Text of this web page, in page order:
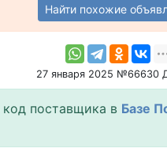
Найти похожие
27 января 2025 №66630
код поставщика в Базе